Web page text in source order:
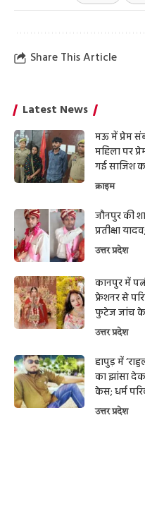
Share This Article
Latest News
मऊ में प्रेम
महिला पर
गई साजिश
क्राइम
जौनपुर की
प्रतीक्षा
उत्तर प्रदेश
कानपुर में
फ्रेशनर से
फुटेज जांच
उत्तर प्रदेश
हापुड़ में
का झांसा
केस; धर्म
उत्तर प्रदेश